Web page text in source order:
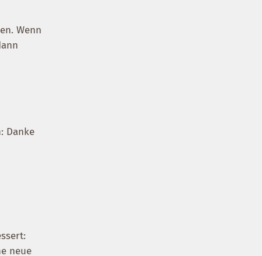
Wenn
Danke
neue